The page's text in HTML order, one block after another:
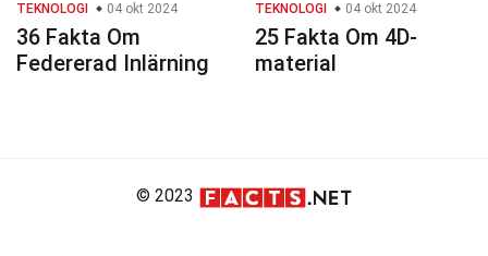
TEKNOLOGI 04 okt 2024
36 Fakta Om
Federerad Inlärning
TEKNOLOGI 04 okt 2024
25 Fakta Om 4D-
material
© 2023